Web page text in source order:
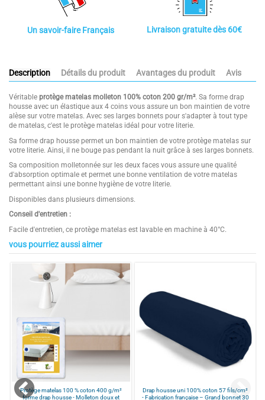
Un savoir-faire Français Livraison gratuite dès 60€
Description Détails du produit Avantages du produit Avis
Véritable protège matelas molleton 100% coton 200 gr/m². Sa forme drap
housse avec un élastique aux 4 coins vous assure un bon maintien de votre
alèse sur votre matelas. Avec ses larges bonnets pour s'adapter à tout type
de matelas, c'est le protège matelas idéal pour votre literie.
Sa forme drap housse permet un bon maintien de votre protège matelas sur
votre literie. Ainsi, il ne bouge pas pendant la nuit grâce à ses larges bonnets.
Sa composition molletonnée sur les deux faces vous assure une qualité
d'absorption optimale et permet une bonne ventilation de votre matelas
permettant ainsi une bonne hygiène de votre literie.
Disponibles dans plusieurs dimensions.
Conseil d'entretien :
Facile d'entretien, ce protège matelas est lavable en machine à 40°C.
Composition Molleton 100 % coton
30 cm (grand bonnet)
Provenance Fabrication européenne
Grammage 200 gr/m²
Points Forts 1
QUALITÉ 100% COTON MOLLETON
200 G/M² : ce protège-matelas
literie des taches, de l’humidité et de
4.7
avis soumis à un
contrôle
Voir tous les avis sur ce site
étoiles
4étoiles
3étoiles
Protège Matelas 100% coton
2 faces en molleton permettant une bonne ventilation de votre literie
Disponibles dans plusieurs dimensions
vous pourriez aussi aimer
Protège matelas 100 % coton 400 g/m²
forme drap housse - Molleton doux et
Drap housse uni 100% coton 57 fils/cm²
- Fabrication française – Grand bonnet 30